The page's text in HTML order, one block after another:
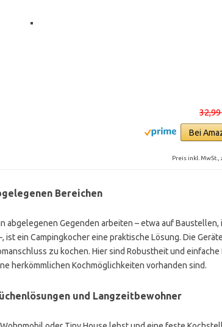
Bei
Preis inkl. MwSt.,
Bereichen
abgelegenen Gegenden arbeiten – etwa auf Baustellen,
ist ein Campingkocher eine praktische Lösung. Die
zu kochen. Hier sind Robustheit und einfache
herkömmlichen Kochmöglichkeiten vorhanden sind.
und Langzeitbewohner